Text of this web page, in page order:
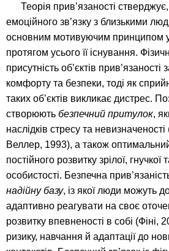
Теорія прив’язаності
емоційного зв’язку з близькими
основним мотивуючим принципом
протягом усього її існування.
присутність об’єктів прив’язаності
комфорту та безпеки, тоді як
таких об’єктів викликає дистрес.
створюють безпечний притулок,
наслідків стресу та
Веллер, 1993), а також
постійного розвитку зрілої, гнучкої
особистості. Безпечна
надійну базу, із якої люди можуть
адаптивно реагувати на своє
розвитку впевненості в собі (Фіні,
ризику, навчання й адаптації до